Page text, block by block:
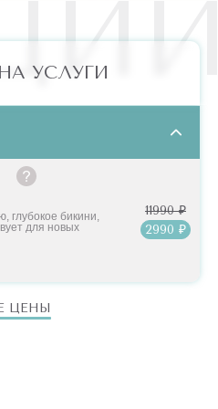
НА УСЛУГИ
глубокое бикини,
для новых
11990 ₽
2990 ₽
ЦЕНЫ